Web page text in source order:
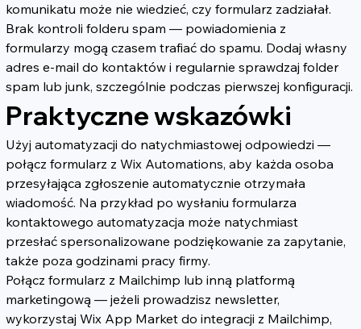
komunikatu może nie wiedzieć, czy formularz zadziałał.
Brak kontroli folderu spam — powiadomienia z
formularzy mogą czasem trafiać do spamu. Dodaj własny
adres e-mail do kontaktów i regularnie sprawdzaj folder
spam lub junk, szczególnie podczas pierwszej konfiguracji.
Praktyczne wskazówki
Użyj automatyzacji do natychmiastowej odpowiedzi —
połącz formularz z Wix Automations, aby każda osoba
przesyłająca zgłoszenie automatycznie otrzymała
wiadomość. Na przykład po wysłaniu formularza
kontaktowego automatyzacja może natychmiast
przesłać spersonalizowane podziękowanie za zapytanie,
także poza godzinami pracy firmy.
Połącz formularz z Mailchimp lub inną platformą
marketingową — jeżeli prowadzisz newsletter,
wykorzystaj Wix App Market do integracji z Mailchimp,